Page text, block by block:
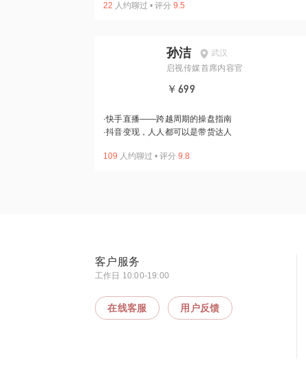
22 人约聊过 • 评分 9.5
孙洁
武汉
启视传媒首席内容官
￥699
·快手直播——跨越周期的操盘指南
·抖音变现，人人都可以是带货达人
109 人约聊过 • 评分 9.8
客户服务
工作日 10:00-19:00
在线客服 用户反馈